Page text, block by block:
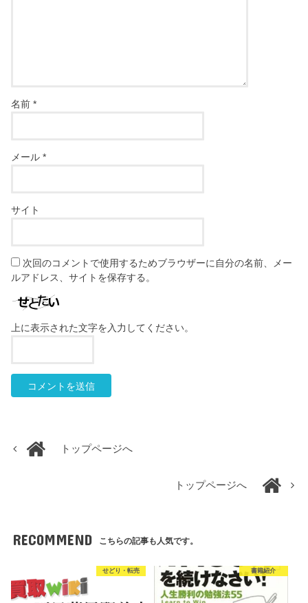
名前*
メール*
サイト
次回のコメントで使用するためブラウザーに自分の名前、メー
ルアドレス、サイトを保存する。
上に表示された文字を入力してください。
トップページへ
トップページへ
RECOMMEND こちらの記事も人気です。
せどり・転売 書籍紹介